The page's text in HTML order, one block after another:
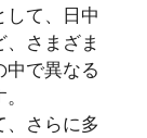
て、日中
さまざま
中で異なる
、さらに多